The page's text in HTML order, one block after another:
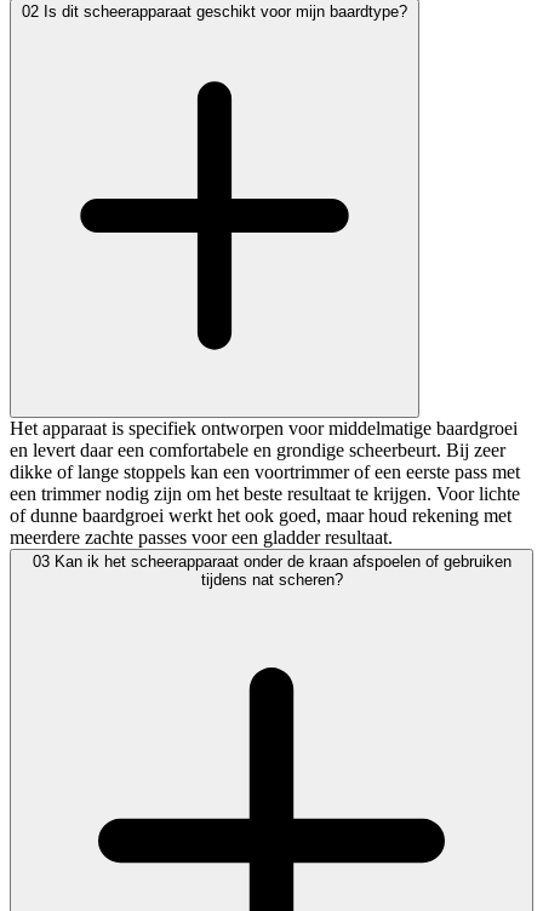
02 Is dit scheerapparaat geschikt voor mijn baardtype?
Het apparaat is specifiek ontworpen voor middelmatige baardgroei
en levert daar een comfortabele en grondige scheerbeurt. Bij zeer
dikke of lange stoppels kan een voortrimmer of een eerste pass met
een trimmer nodig zijn om het beste resultaat te krijgen. Voor lichte
of dunne baardgroei werkt het ook goed, maar houd rekening met
meerdere zachte passes voor een gladder resultaat.
03 Kan ik het scheerapparaat onder de kraan afspoelen of gebruiken
tijdens nat scheren?